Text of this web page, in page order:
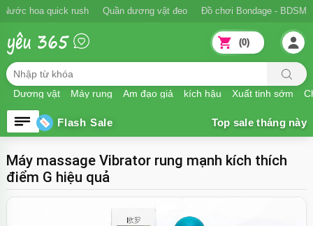
Ngăn xuất tinh sớm Nước hoa quick rush Quần dương vật đeo Đồ
Dương vật Máy rung Âm đạo giả kích hậu Xuất tinh sớm
(0)
Flash Sale
Máy massage Vibrator rung mạnh kích thích
điểm G hiệu quả